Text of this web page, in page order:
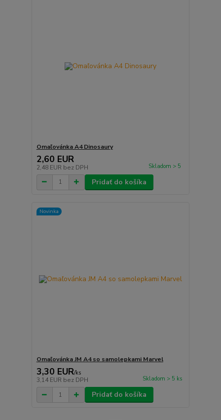
Omaľovánka A4 Dinosaury
2,60 EUR
2,48 EUR bez DPH Skladom > 5
Pridať do košíka
Novinka
Omaľovánka JM A4 so samolepkami Marvel
3,30 EUR/ks
3,14 EUR bez DPH Skladom > 5 ks
Pridať do košíka